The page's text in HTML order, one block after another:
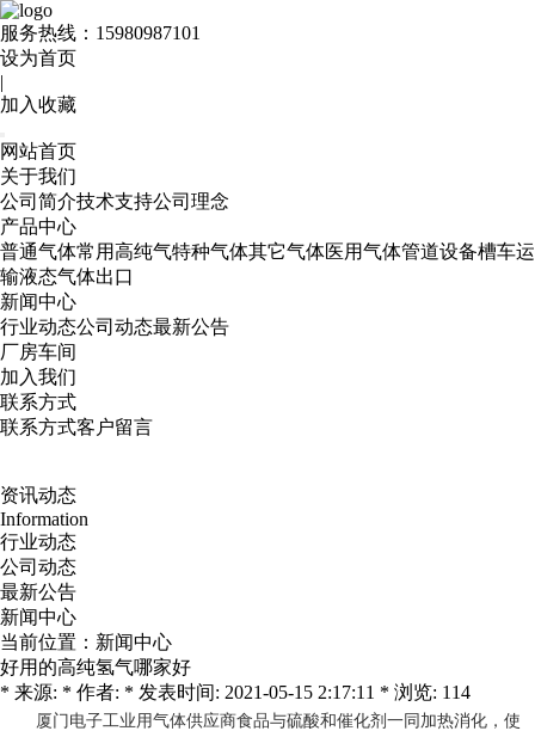
服务热线： 15980987101
设为首页
|
加入收藏
网站首页
关于我们
公司简介技术支持公司理念
产品中心
普通气体常用高纯气特种气体其它气体医用气体管道设备槽车运
输液态气体出口
新闻中心
行业动态公司动态最新公告
厂房车间
加入我们
联系方式
联系方式客户留言
资讯动态
Information
行业动态
公司动态
最新公告
新闻中心
当前位置： 新闻中心
好用的高纯氢气哪家好
* 来源: * 作者: * 发表时间: 2021-05-15 2:17:11 * 浏览: 114
厦门电子工业用气体供应商食品与硫酸和催化剂一同加热消化，使